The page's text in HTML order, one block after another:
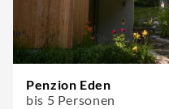
Penzion Eden
bis 5 Personen